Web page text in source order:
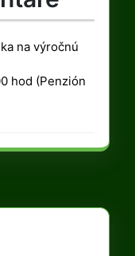
na výročnú
hod (Penzión